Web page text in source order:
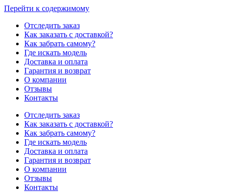
Перейти к содержимому
Отследить заказ
Как заказать с доставкой?
Как забрать самому?
Где искать модель
Доставка и оплата
Гарантия и возврат
О компании
Отзывы
Контакты
Отследить заказ
Как заказать с доставкой?
Как забрать самому?
Где искать модель
Доставка и оплата
Гарантия и возврат
О компании
Отзывы
Контакты